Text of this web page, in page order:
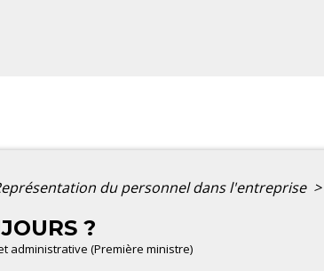
du personnel dans l'entreprise >
?
administrative (Première ministre)